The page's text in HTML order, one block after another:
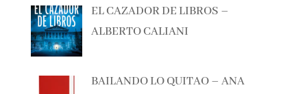
EL CAZADOR DE LIBROS –
ALBERTO CALIANI
BAILANDO LO QUITAO – ANA